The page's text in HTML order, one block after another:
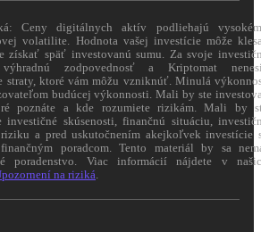
Ceny digitálnych aktív podliehajú
volatilite. Hodnota vašej investície môže
získať späť investovanú sumu. Za svoje
zodpovednosť a Kriptomat
straty, ktoré vám môžu vzniknúť. Minulá
budúcej výkonnosti. Mali by ste
poznáte a kde rozumiete rizikám. Mali by
skúsenosti, finančnú situáciu,
a pred uskutočnením akejkoľvek investície
poradcom. Tento materiál by sa
poradenstvo. Viac informácií nájdete v
na riziká